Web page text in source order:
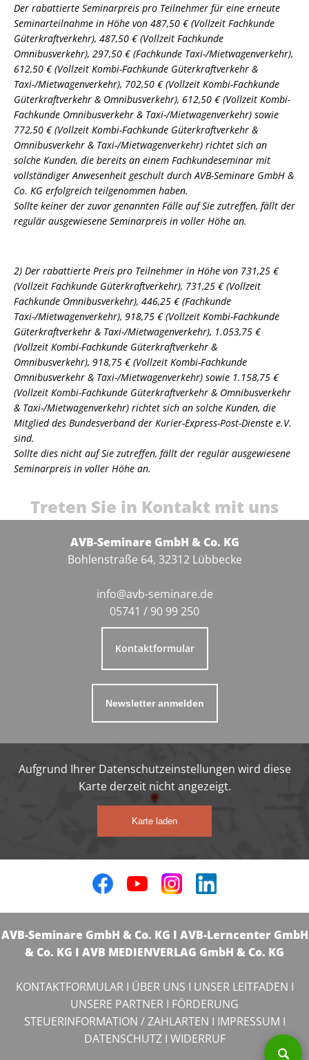
Der rabattierte Seminarpreis pro Teilnehmer für eine erneute
Seminarteilnahme in Höhe von 487,50 € (Vollzeit Fachkunde
Güterkraftverkehr), 487,50 € (Vollzeit Fachkunde
Omnibusverkehr), 297,50 € (Fachkunde Taxi-/Mietwagenverkehr),
612,50 € (Vollzeit Kombi-Fachkunde Güterkraftverkehr &
Taxi-/Mietwagenverkehr), 702,50 € (Vollzeit Kombi-Fachkunde
Güterkraftverkehr & Omnibusverkehr), 612,50 € (Vollzeit Kombi-
Fachkunde Omnibusverkehr & Taxi-/Mietwagenverkehr) sowie
772,50 € (Vollzeit Kombi-Fachkunde Güterkraftverkehr &
Omnibusverkehr & Taxi-/Mietwagenverkehr) richtet sich an
solche Kunden, die bereits an einem Fachkundeseminar mit
vollständiger Anwesenheit geschult durch AVB-Seminare GmbH &
Co. KG erfolgreich teilgenommen haben.
Sollte keiner der zuvor genannten Fälle auf Sie zutreffen, fällt der
regulär ausgewiesene Seminarpreis in voller Höhe an.
2) Der rabattierte Preis pro Teilnehmer in Höhe von 731,25 €
(Vollzeit Fachkunde Güterkraftverkehr), 731,25 € (Vollzeit
Fachkunde Omnibusverkehr), 446,25 € (Fachkunde
Taxi-/Mietwagenverkehr), 918,75 € (Vollzeit Kombi-Fachkunde
Güterkraftverkehr & Taxi-/Mietwagenverkehr), 1.053,75 €
(Vollzeit Kombi-Fachkunde Güterkraftverkehr &
Omnibusverkehr), 918,75 € (Vollzeit Kombi-Fachkunde
Omnibusverkehr & Taxi-/Mietwagenverkehr) sowie 1.158,75 €
(Vollzeit Kombi-Fachkunde Güterkraftverkehr & Omnibusverkehr
& Taxi-/Mietwagenverkehr) richtet sich an solche Kunden, die
Mitglied des Bundesverband der Kurier-Express-Post-Dienste e.V.
sind.
Sollte dies nicht auf Sie zutreffen, fällt der regulär ausgewiesene
Seminarpreis in voller Höhe an.
Treten Sie in Kontakt mit uns
AVB-Seminare GmbH & Co. KG
Bohlenstraße 64, 32312 Lübbecke
info@avb-seminare.de
05741 / 90 99 250
Kontaktformular
Newsletter anmelden
Aufgrund Ihrer Datenschutzeinstellungen wird diese
Karte derzeit nicht angezeigt.
Karte laden
AVB-Seminare GmbH & Co. KG I AVB-Lerncenter GmbH
& Co. KG I AVB MEDIENVERLAG GmbH & Co. KG
KONTAKTFORMULARI ÜBER UNS I UNSER LEITFADEN I
UNSERE PARTNER I FÖRDERUNG
STEUERINFORMATION / ZAHLARTEN I IMPRESSUM I
DATENSCHUTZI WIDERRUF